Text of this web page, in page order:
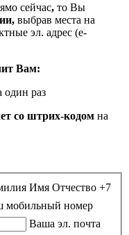
сейчас, то Вы
выбрав места на
эл. адрес (e-
Вам:
один раз
со штрих-кодом на
Имя Отчество +7
мобильный номер
Ваша эл. почта